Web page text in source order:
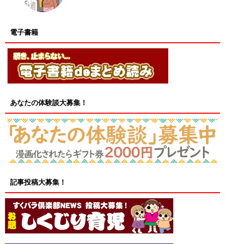
電子書籍
あなたの体験談大募集！
記事投稿大募集！